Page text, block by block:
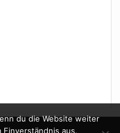
du die Website weiter
aus.